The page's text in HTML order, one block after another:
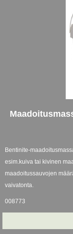
Bentinite-
esim.kuiva tai kivinen
maadoitussauvojen
vaivatonta.
008773